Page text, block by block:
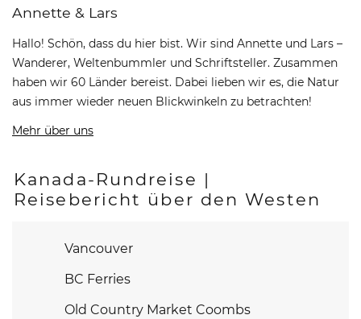
Annette & Lars
Hallo! Schön, dass du hier bist. Wir sind Annette und Lars –
Wanderer, Weltenbummler und Schriftsteller. Zusammen
haben wir 60 Länder bereist. Dabei lieben wir es, die Natur
aus immer wieder neuen Blickwinkeln zu betrachten!
Mehr über uns
Kanada-Rundreise |
Reisebericht über den Westen
Vancouver
BC Ferries
Old Country Market Coombs